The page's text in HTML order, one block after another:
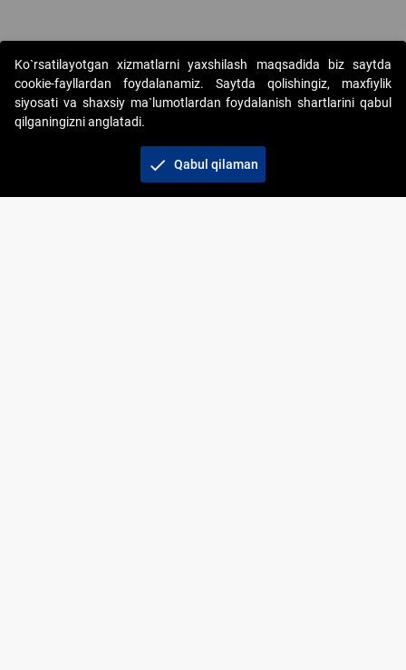
Copyright © 2017-2026. "Elektron onlayn-auksionlarni
tashkil etish" AJ. Barcha huquqlar himoyalangan
Ko`rsatilayotgan xizmatlarni yaxshilash maqsadida biz saytda
cookie-fayllardan foydalanamiz. Saytda qolishingiz, maxfiylik
siyosati va shaxsiy ma`lumotlardan foydalanish shartlarini qabul
qilganingizni anglatadi.
check Qabul qilaman